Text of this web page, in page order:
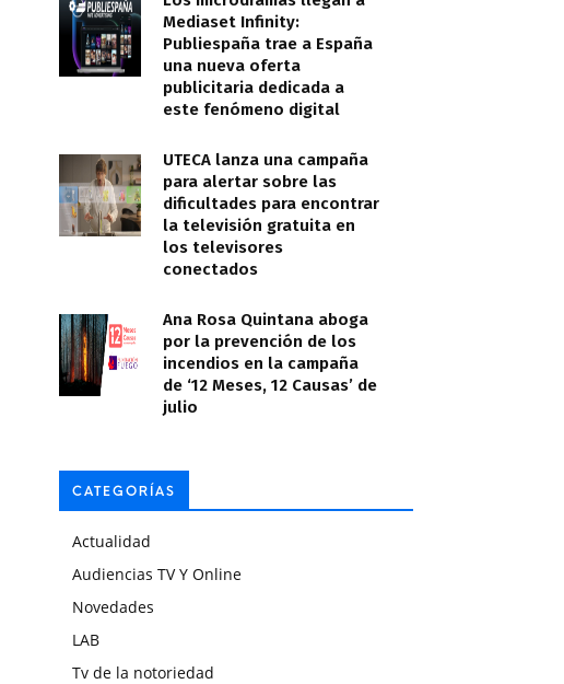
Mediaset Infinity:
Publiespaña trae a España
una nueva oferta
publicitaria dedicada a
este fenómeno digital
UTECA lanza una campaña
para alertar sobre las
dificultades para encontrar
la televisión gratuita en
los televisores
conectados
Ana Rosa Quintana aboga
por la prevención de los
incendios en la campaña
de ‘12 Meses, 12 Causas’ de
julio
CATEGORÍAS
Actualidad
Audiencias TV Y Online
Novedades
LAB
Tv de la notoriedad